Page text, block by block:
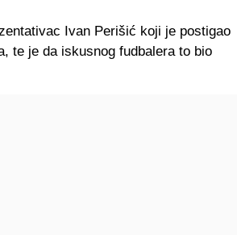
Ivan Perišić koji je postigao
te je da iskusnog fudbalera to bio